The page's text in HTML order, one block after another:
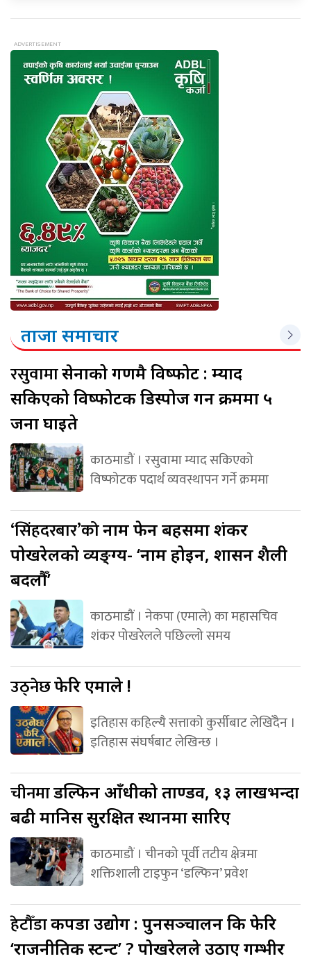
ताजा समाचार
रसुवामासेनाको गणमै विष्फोट : म्याद
सकिएको विष्फोटक डिस्पोज गर्ने क्रममा ५
जना घाइते
काठमाडौं । रसुवामा म्याद सकिएको
विष्फोटक पदार्थ व्यवस्थापन गर्ने क्रममा
‘सिंहदरबार’कोनाम फेर्ने बहसमा शंकर
पोखरेलको व्यङ्ग्य- ‘नाम होइन, शासन शैली
बदलौँ’
काठमाडौं । नेकपा (एमाले) का महासचिव
शंकर पोखरेलले पछिल्लो समय
उठ्नेछफेरि एमाले !
इतिहास कहिल्यै सत्ताको कुर्सीबाट लेखिँदैन ।
इतिहास संघर्षबाट लेखिन्छ ।
चीनमाडल्फिन आँधीको ताण्डव, १३ लाखभन्दा
बढी मानिस सुरक्षित स्थानमा सारिए
काठमाडौं । चीनको पूर्वी तटीय क्षेत्रमा
शक्तिशाली टाइफुन ‘डल्फिन’ प्रवेश
हेटौँडाकपडा उद्योग : पुनसञ्चालन कि फेरि
‘राजनीतिक स्टन्ट’ ? पोखरेलले उठाए गम्भीर